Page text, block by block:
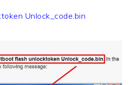
Unlock_code.bin